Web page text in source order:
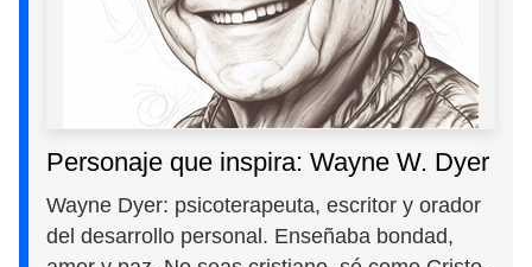
Personaje que inspira: Wayne W. Dyer
Wayne Dyer: psicoterapeuta, escritor y orador
del desarrollo personal. Enseñaba bondad,